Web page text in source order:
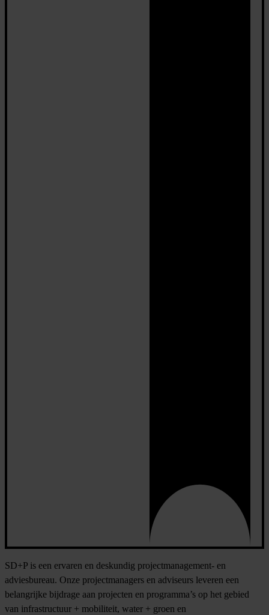
SD+P is een ervaren en deskundig projectmanagement- en
adviesbureau. Onze projectmanagers en adviseurs leveren een
belangrijke bijdrage aan projecten en programma’s op het gebied
van infrastructuur + mobiliteit, water + groen en